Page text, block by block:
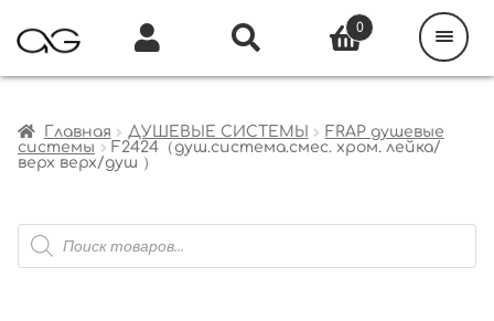
Главная ДУШЕВЫЕ СИСТЕМЫ
FRAP душевые
системы
F2424（душ.система.смес. хром. лейка/
верх верх/душ ）
Поиск
товаров
0